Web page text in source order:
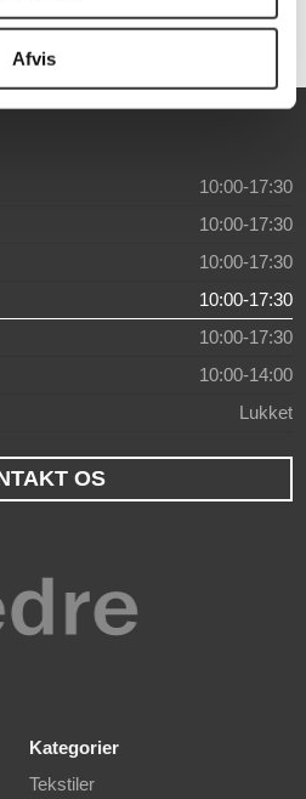
Afvis
10:00-17:30
10:00-17:30
10:00-17:30
10:00-17:30
10:00-17:30
10:00-14:00
Lukket
OS
Kategorier
Tekstiler